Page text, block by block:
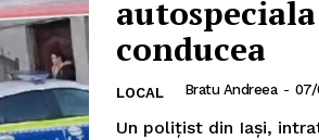
conducea
LOCAL Bratu Andreea - 07/
Un polițist din Iași,